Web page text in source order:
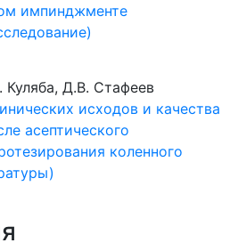
импинджменте
Д.В. Стафеев
исходов и качества
асептического
коленного